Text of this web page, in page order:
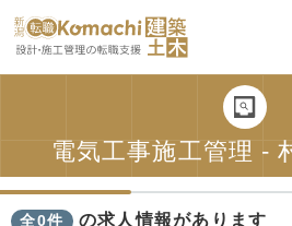
電気工事施工管理 -
全0件 の求人情報があります